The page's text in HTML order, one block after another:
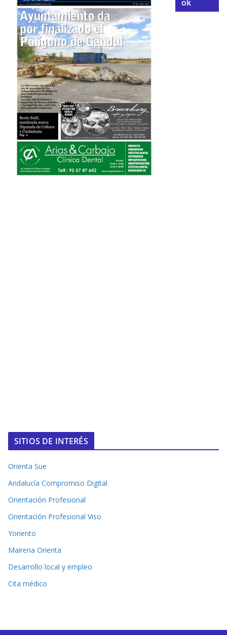
ok
SITIOS DE INTERÉS
Orienta Sue
Andalucía Compromiso Digital
Orientación Profesional
Orientación Profesional Viso
Yoriento
Mairena Orienta
Desarrollo local y empleo
Cita médico